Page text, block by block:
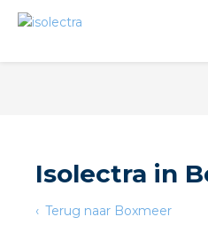
Isolectra in
Terug naar Boxmeer